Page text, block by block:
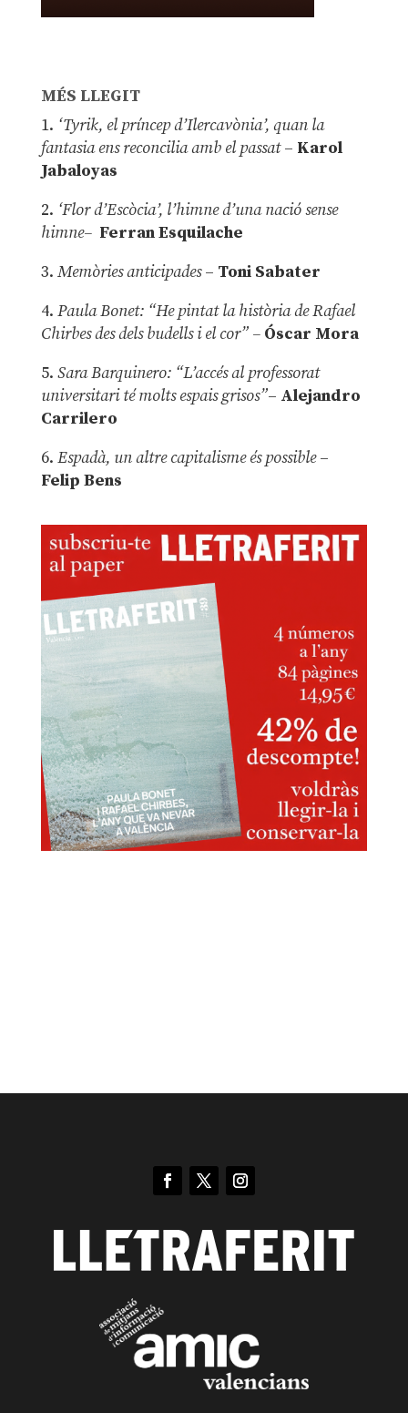
MÉS LLEGIT
1. ‘Tyrik, el príncep d’Ilercavònia’, quan la
fantasia ens reconcilia amb el passat– Karol
Jabaloyas
2. ‘Flor d’Escòcia’, l’himne d’una nació sense
himne– Ferran Esquilache
3. Memòries anticipades– Toni Sabater
4. Paula Bonet: “He pintat la història de Rafael
Chirbes des dels budells i el cor” –Óscar Mora
5. Sara Barquinero: “L’accés al professorat
universitari té molts espais grisos”– Alejandro
Carrilero
6. Espadà, un altre capitalisme és possible –
Felip Bens